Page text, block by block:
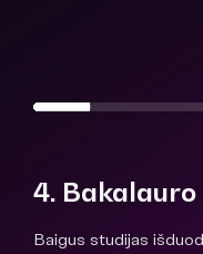
4.
Baigus studijas